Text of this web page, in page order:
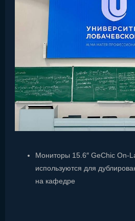
Мониторы 15.6″ GeChic On-
используются для
на кафедре